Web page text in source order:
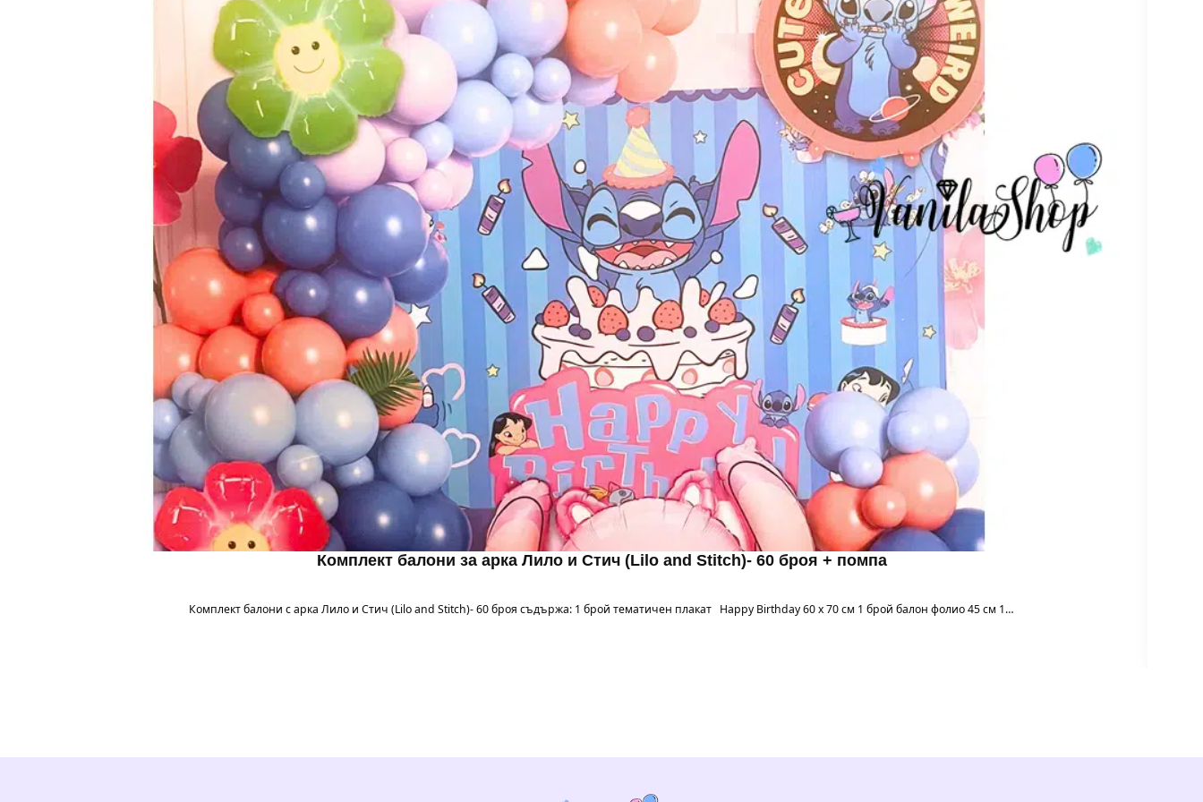
Комплект балони за арка Лило и Стич (Lilo and Stitch)- 60 броя + помпа
Комплект балони с арка Лило и Стич (Lilo and Stitch)- 60 броя съдържа: 1 брой тематичен плакат Happy Birthday 60 х 70 см 1 брой балон фолио 45 см 1…